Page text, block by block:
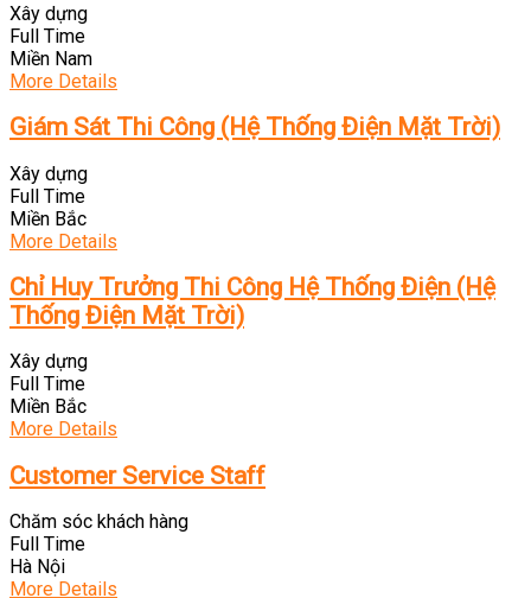
Xây dựng
Full Time
Miền Nam
More Details
Giám Sát Thi Công (Hệ Thống Điện Mặt Trời)
Xây dựng
Full Time
Miền Bắc
More Details
Chỉ Huy Trưởng Thi Công Hệ Thống Điện (Hệ
Thống Điện Mặt Trời)
Xây dựng
Full Time
Miền Bắc
More Details
Customer Service Staff
Chăm sóc khách hàng
Full Time
Hà Nội
More Details